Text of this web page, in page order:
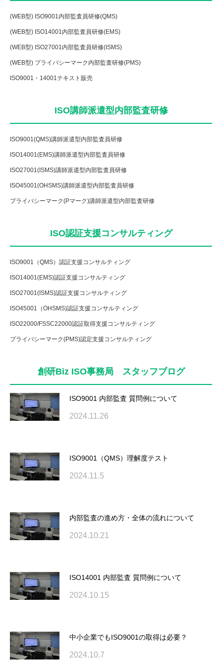
(WEB型) ISO9001内部監査員研修(QMS)
(WEB型) ISO14001内部監査員研修(EMS)
(WEB型) ISO27001内部監査員研修(ISMS)
(WEB型) プライバシーマーク内部監査研修(PMS)
ISO9001・14001テキスト販売
ISO講師派遣型内部監査研修
ISO9001(QMS)講師派遣型内部監査員研修
ISO14001(EMS)講師派遣型内部監査員研修
ISO27001(ISMS)講師派遣型内部監査員研修
ISO45001(OHSMS)講師派遣型内部監査員研修
プライバシーマーク(Pマーク)講師派遣型内部監査研修
ISO認証支援コンサルティング
ISO9001（QMS）認証支援コンサルティング
ISO14001(EMS)認証支援コンサルティング
ISO27001(ISMS)認証支援コンサルティング
ISO45001（OHSMS)認証支援コンサルティング
ISO22000/FSSC22000認証取得支援コンサルティング
プライバシーマーク(PMS)認定支援コンサルティング
創研Biz ISO事務局 スタッフブログ
ISO9001 内部監査 質問例について
2024.11.26
ISO9001（QMS）理解度テスト
2024.11.5
内部監査の進め方・全体の流れについて
2024.10.21
ISO14001 内部監査 質問例について
2024.10.15
中小企業でもISO9001の取得は必要？
2024.10.7